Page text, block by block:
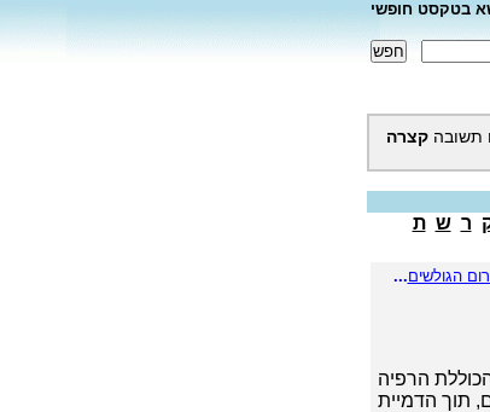
בטקסט חופשי
תשובה קצרה
ר ש ת
הגולשים...
הרפיה
תוך הדמיית